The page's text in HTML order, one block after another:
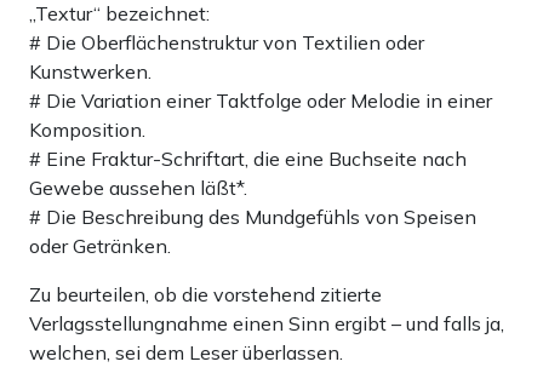
„Textur“ bezeichnet:
# Die Oberflächenstruktur von Textilien oder
Kunstwerken.
# Die Variation einer Taktfolge oder Melodie in einer
Komposition.
# Eine Fraktur-Schriftart, die eine Buchseite nach
Gewebe aussehen läßt*.
# Die Beschreibung des Mundgefühls von Speisen
oder Getränken.
Zu beurteilen, ob die vorstehend zitierte
Verlagsstellungnahme einen Sinn ergibt – und falls ja,
welchen, sei dem Leser überlassen.